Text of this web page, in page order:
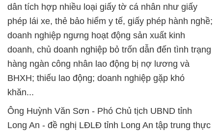
dân tích hợp nhiều loại giấy tờ cá nhân như giấy
phép lái xe, thẻ bảo hiểm y tế, giấy phép hành nghề;
doanh nghiệp ngưng hoạt động sản xuất kinh
doanh, chủ doanh nghiệp bỏ trốn dẫn đến tình trạng
hàng ngàn công nhân lao động bị nợ lương và
BHXH; thiếu lao động; doanh nghiệp gặp khó
khăn...
Ông Huỳnh Văn Sơn - Phó Chủ tịch UBND tỉnh
Long An - đề nghị LĐLĐ tỉnh Long An tập trung thực